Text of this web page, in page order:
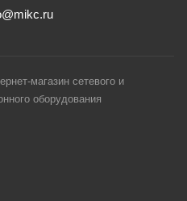
магазин сетевого и
оборудования